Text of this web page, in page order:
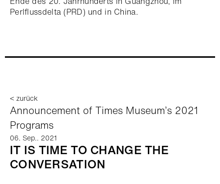
Perlflussdelta (PRD) und in China.
< zurück
Announcement of Times Museum’s 2021
Programs
06. Sep.. 2021
IT IS TIME TO CHANGE THE
CONVERSATION